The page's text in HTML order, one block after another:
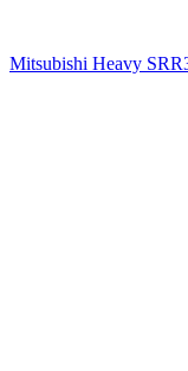
Mitsubishi Heavy